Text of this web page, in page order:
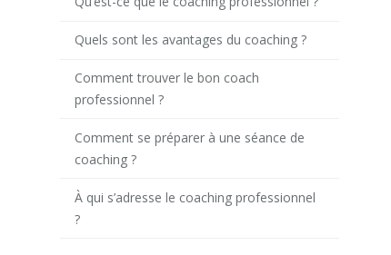
Quels sont les avantages du coaching ?
Comment trouver le bon coach
professionnel ?
Comment se préparer à une séance de
coaching ?
À qui s’adresse le coaching professionnel
?